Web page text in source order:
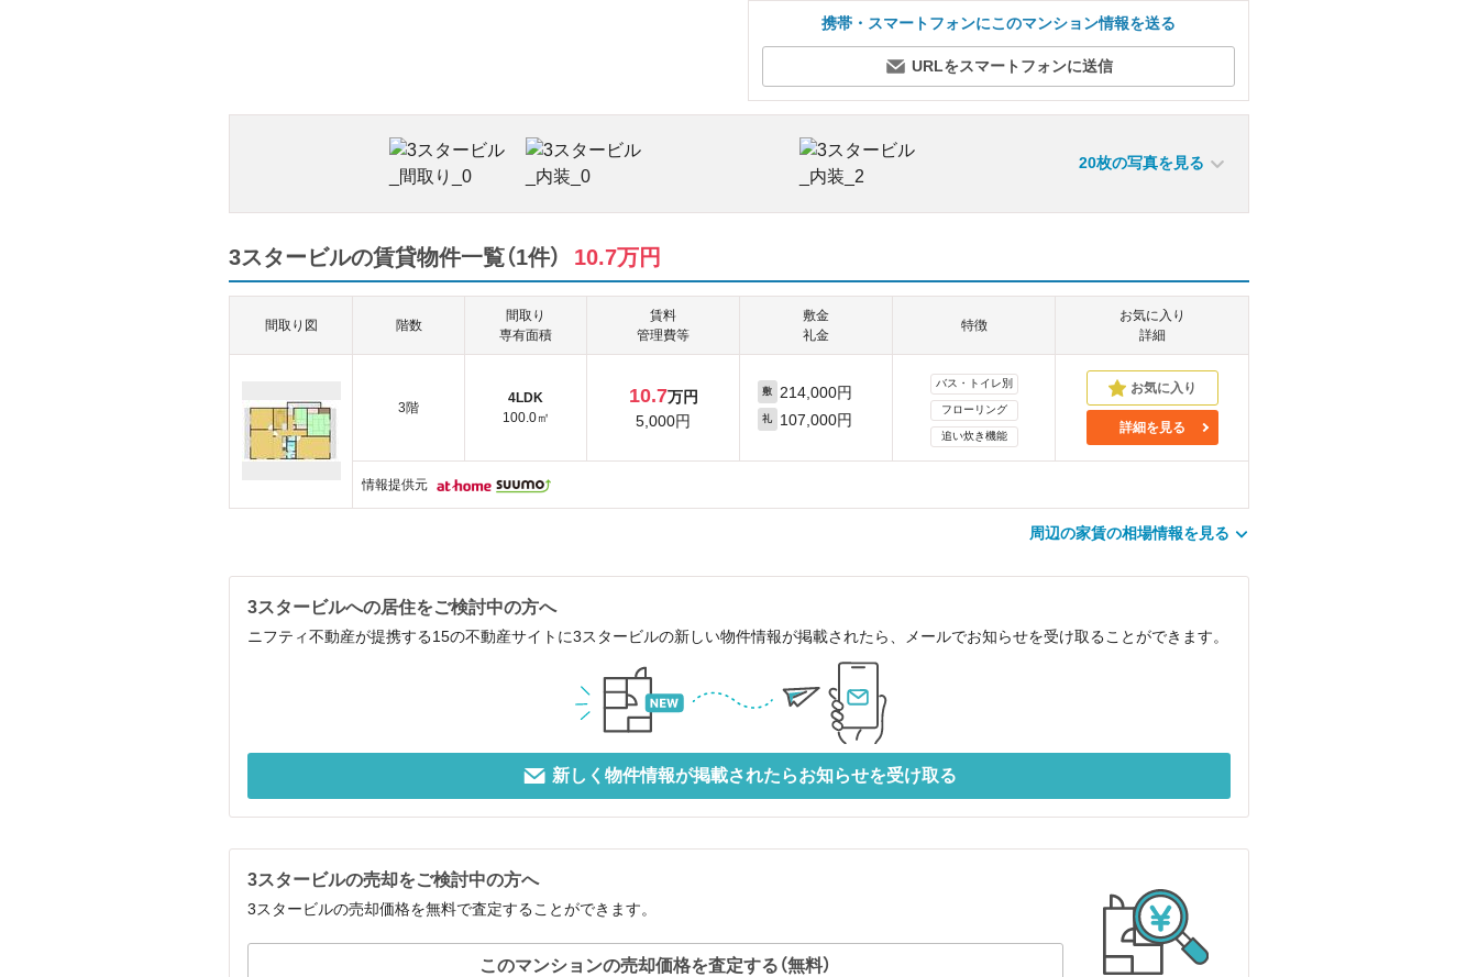
携帯・スマートフォンにこのマンション情報を送る
URLをスマートフォンに送信
20枚の写真を見る
3スタービルの賃貸物件一覧（1件） 10.7万円
間取り図 階数
間取り
専有面積
賃料
管理費等
敷金
礼金
特徴
お気に入り
詳細
3階
4LDK
100.0㎡
10.7万円
5,000円
敷 214,000円
礼 107,000円
バス・トイレ別
フローリング
追い炊き機能
詳細を見る
情報提供元
周辺の家賃の相場情報を見る
3スタービルへの居住をご検討中の方へ
ニフティ不動産が提携する15の不動産サイトに3スタービルの新しい物件情報が掲載されたら、メールでお知らせを受け取ることができます。
新しく物件情報が掲載されたらお知らせを受け取る
3スタービルの売却をご検討中の方へ
3スタービルの売却価格を無料で査定することができます。
このマンションの売却価格を査定する（無料）